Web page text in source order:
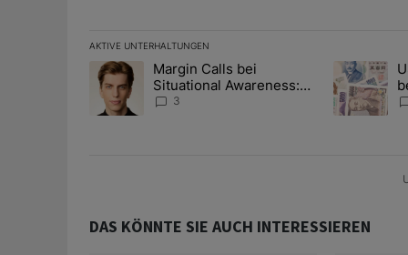
AKTIVE UNTERHALTUNGEN
Das Folgende ist eine Liste der am meisten
Ein Trendartikel mit dem Titel "Margin Calls bei
Margin Calls bei
Situational Awareness:
Alles über den Retter-
3
Ein
DAS KÖNNTE SIE AUCH INTERESSIEREN